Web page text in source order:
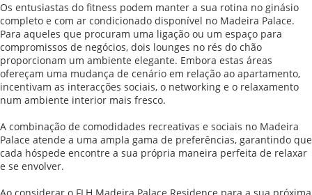
Os entusiastas do fitness podem manter a sua rotina no ginásio
completo e com ar condicionado disponível no Madeira Palace.
Para aqueles que procuram uma ligação ou um espaço para
compromissos de negócios, dois lounges no rés do chão
proporcionam um ambiente elegante. Embora estas áreas
ofereçam uma mudança de cenário em relação ao apartamento,
incentivam as interacções sociais, o networking e o relaxamento
num ambiente interior mais fresco.
A combinação de comodidades recreativas e sociais no Madeira
Palace atende a uma ampla gama de preferências, garantindo que
cada hóspede encontre a sua própria maneira perfeita de relaxar
e se envolver.